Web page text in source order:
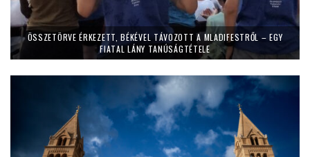
ÖSSZETÖRVE ÉRKEZETT, BÉKÉVEL TÁVOZOTT A MLADIFESTRŐL – EGY
FIATAL LÁNY TANÚSÁGTÉTELE